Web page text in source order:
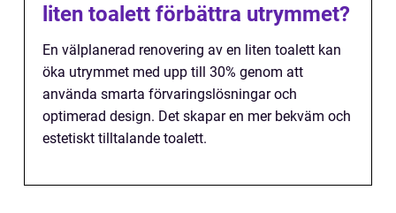
liten toalett förbättra utrymmet?
En välplanerad renovering av en liten toalett kan
öka utrymmet med upp till 30% genom att
använda smarta förvaringslösningar och
optimerad design. Det skapar en mer bekväm och
estetiskt tilltalande toalett.